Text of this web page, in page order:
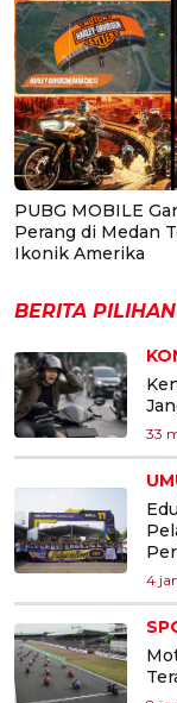
PUBG MOBILE
Perang di Medan
Ikonik Amerika
BERITA PILIHAN
33
4